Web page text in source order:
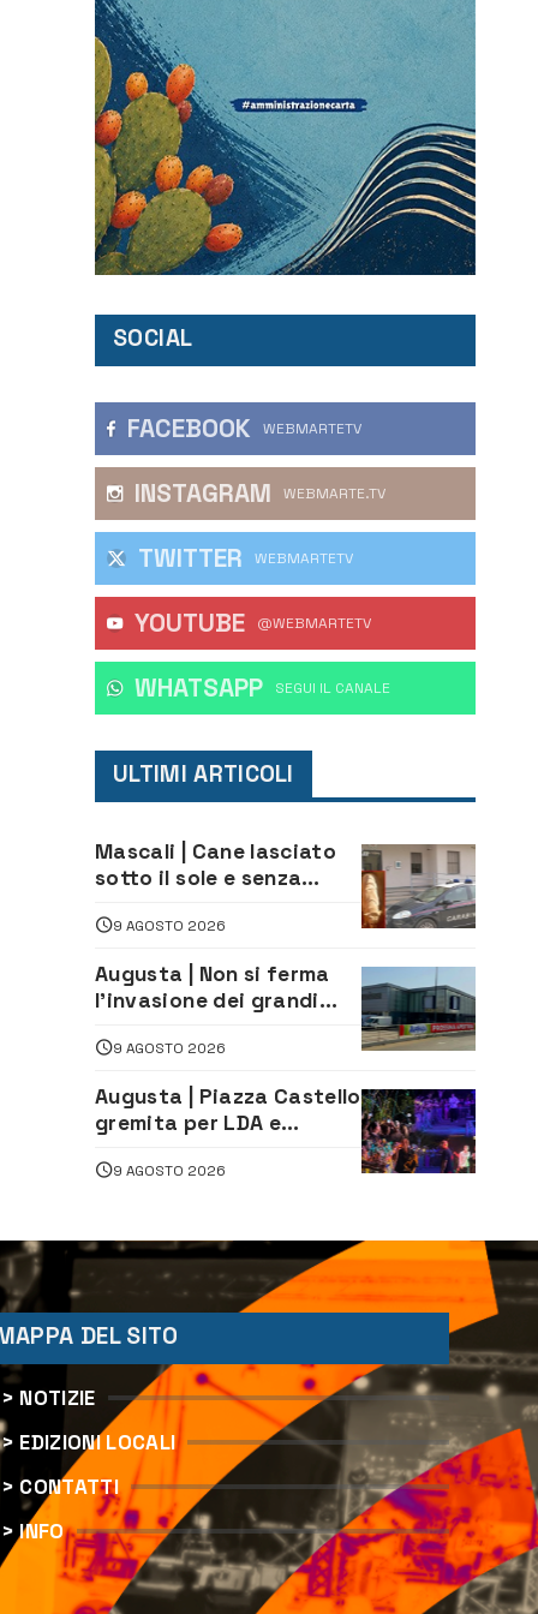
SOCIAL
FACEBOOK WEBMARTETV
INSTAGRAM WEBMARTE.TV
TWITTER WEBMARTETV
YOUTUBE @WEBMARTETV
WHATSAPP ‎SEGUI IL CANALE
ULTIMI ARTICOLI
Mascali | Cane lasciato
sotto il sole e senza
denunciano proprietario
9 AGOSTO 2026
Augusta | Non si ferma
l’invasione dei grandi
9 AGOSTO 2026
Augusta | Piazza Castello
gremita per LDA e
ed emozioni per
9 AGOSTO 2026
DEL SITO
> NOTIZIE
> EDIZIONI LOCALI
> CONTATTI
> INFO